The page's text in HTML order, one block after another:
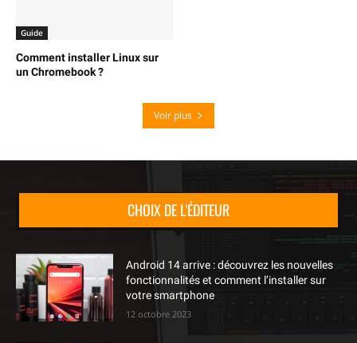
Guide
Comment installer Linux sur
un Chromebook ?
Voir plus
CHOIX DE L'ÉDITEUR
Android 14 arrive : découvrez les nouvelles
fonctionnalités et comment l’installer sur
votre smartphone
12 octobre 2023